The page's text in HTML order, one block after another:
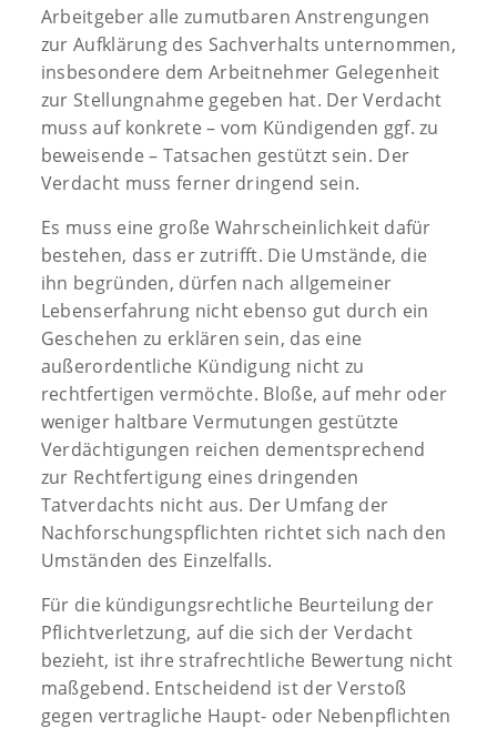
Arbeitgeber alle zumutbaren Anstrengungen
zur Aufklärung des Sachverhalts unternommen,
insbesondere dem Arbeitnehmer Gelegenheit
zur Stellungnahme gegeben hat. Der Verdacht
muss auf konkrete – vom Kündigenden ggf. zu
beweisende – Tatsachen gestützt sein. Der
Verdacht muss ferner dringend sein.
Es muss eine große Wahrscheinlichkeit dafür
bestehen, dass er zutrifft. Die Umstände, die
ihn begründen, dürfen nach allgemeiner
Lebenserfahrung nicht ebenso gut durch ein
Geschehen zu erklären sein, das eine
außerordentliche Kündigung nicht zu
rechtfertigen vermöchte. Bloße, auf mehr oder
weniger haltbare Vermutungen gestützte
Verdächtigungen reichen dementsprechend
zur Rechtfertigung eines dringenden
Tatverdachts nicht aus. Der Umfang der
Nachforschungspflichten richtet sich nach den
Umständen des Einzelfalls.
Für die kündigungsrechtliche Beurteilung der
Pflichtverletzung, auf die sich der Verdacht
bezieht, ist ihre strafrechtliche Bewertung nicht
maßgebend. Entscheidend ist der Verstoß
gegen vertragliche Haupt- oder Nebenpflichten